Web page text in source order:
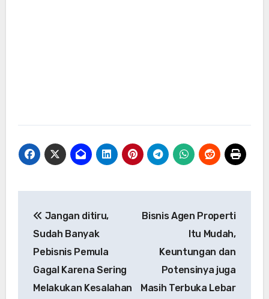
pos
Jangan ditiru,
Sudah Banyak
Pebisnis Pemula
Gagal Karena Sering
Melakukan Kesalahan
Bisnis Agen Properti
Itu Mudah,
Keuntungan dan
Potensinya juga
Masih Terbuka Lebar